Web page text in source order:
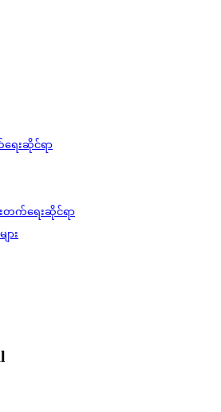
းဆိုင်ရာ
တက်ရေးဆိုင်ရာ
ား